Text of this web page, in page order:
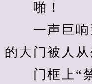
啪！
一声巨响
的大门被人从
门框上“禁